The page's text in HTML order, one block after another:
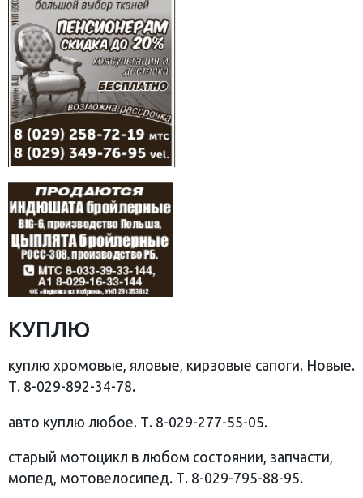
КУПЛЮ
куплю хромовые, яловые, кирзовые сапоги. Новые.
Т. 8-029-892-34-78.
авто куплю любое. Т. 8-029-277-55-05.
старый мотоцикл в любом состоянии, запчасти,
мопед, мотовелосипед. Т. 8-029-795-88-95.